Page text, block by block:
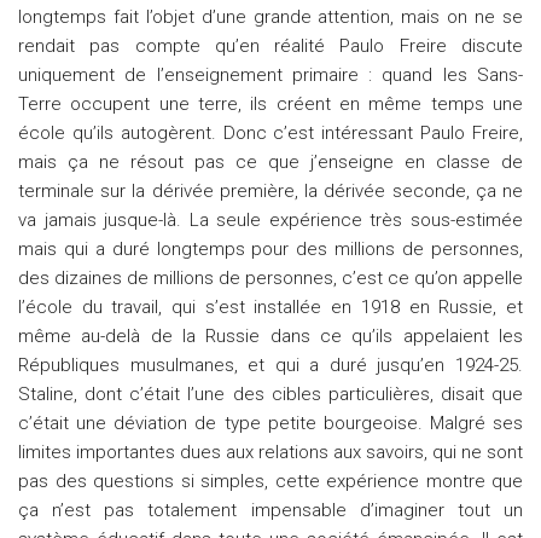
longtemps fait l’objet d’une grande attention, mais on ne se
rendait pas compte qu’en réalité Paulo Freire discute
uniquement de l’enseignement primaire : quand les Sans-
Terre occupent une terre, ils créent en même temps une
école qu’ils autogèrent. Donc c’est intéressant Paulo Freire,
mais ça ne résout pas ce que j’enseigne en classe de
terminale sur la dérivée première, la dérivée seconde, ça ne
va jamais jusque-là. La seule expérience très sous-estimée
mais qui a duré longtemps pour des millions de personnes,
des dizaines de millions de personnes, c’est ce qu’on appelle
l’école du travail, qui s’est installée en 1918 en Russie, et
même au-delà de la Russie dans ce qu’ils appelaient les
Républiques musulmanes, et qui a duré jusqu’en 1924-25.
Staline, dont c’était l’une des cibles particulières, disait que
c’était une déviation de type petite bourgeoise. Malgré ses
limites importantes dues aux relations aux savoirs, qui ne sont
pas des questions si simples, cette expérience montre que
ça n’est pas totalement impensable d’imaginer tout un